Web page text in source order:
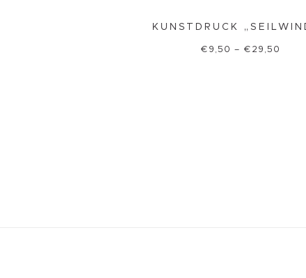
KUNSTDRUCK
€ 9,50 – € 29,50